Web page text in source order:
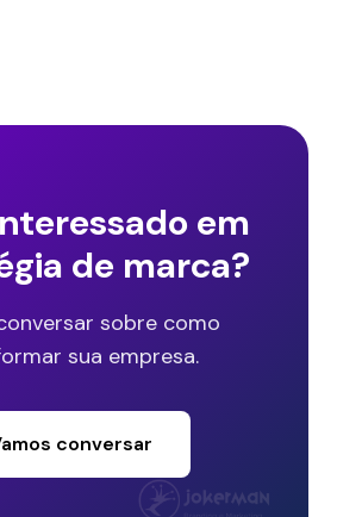
em
de marca?
sobre como
sua empresa.
conversar